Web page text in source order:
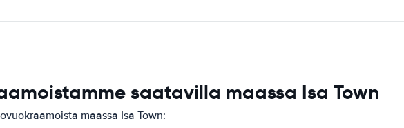
saatavilla maassa Isa Town
maassa Isa Town: